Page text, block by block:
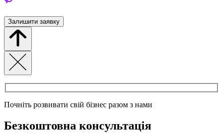
Залишити заявку
Почніть розвивати свій бізнес разом з нами
Безкоштовна консультація